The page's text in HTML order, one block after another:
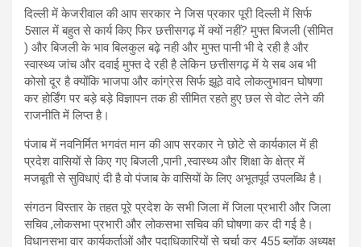
दिल्ली में केजरीवाल की आप सरकार ने जिस प्रकार पूरी दिल्ली में सिर्फ
5साल में बहुत से कार्य किए फिर छत्तीसगढ़ में क्यों नहीं? मुफ्त बिजली (सीमित
) और बिजली के भाव बिलकुल बढ़े नही और मुफ्त पानी भी दे रही है और
स्वास्थ्य जांच और दवाई मुफ्त दे रही है लेकिन छत्तीसगढ़ में ये सब अब भी
कोसो दूर है क्योंकि भाजपा और कांग्रेस सिर्फ झूठे वादे लोकलुभावन घोषणा
कर होर्डिंग पर बड़े बड़े विज्ञापन तक ही सीमित रहते हुए छल से वोट लेने की
राजनीति में लिप्त है।
पंजाब में नवनिर्मित भगवंत मान की आप सरकार ने छोटे से कार्यकाल में ही
प्रदेश वासियों से किए गए बिजली ,पानी ,स्वास्थ्य और शिक्षा के क्षेत्र में
मजबूती से सुविधाएं दी है वो पंजाब के वासियों के लिए अभूतपूर्व उपलब्धि है।
संगठन विस्तार के तहत पूरे प्रदेश के सभी जिला में जिला प्रभारी और जिला
सचिव ,लोकसभा प्रभारी और लोकसभा सचिव की घोषणा कर दी गई है।
विधानसभा वार कार्यकर्ताओं और पदाधिकारियों से चर्चा कर 455 ब्लॉक अध्यक्ष